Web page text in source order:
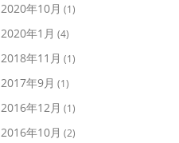
2020年10月 (1)
2020年1月 (4)
2018年11月 (1)
2017年9月 (1)
2016年12月 (1)
2016年10月 (2)